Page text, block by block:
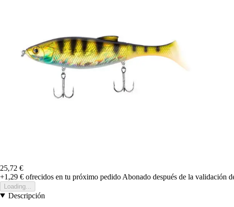
25,72 €
+1,29 € ofrecidos en tu próximo pedido Abonado después de la validación
Loading...
Descripción